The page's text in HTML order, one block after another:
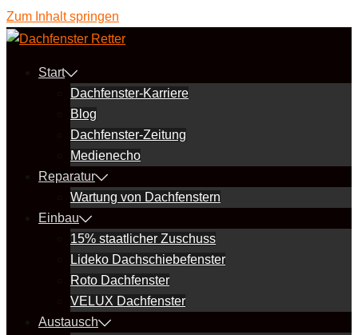
Zum Inhalt springen
Start
Dachfenster-Karriere
Blog
Dachfenster-Zeitung
Medienecho
Reparatur
Wartung von Dachfenstern
Einbau
15% staatlicher Zuschuss
Lideko Dachschiebefenster
Roto Dachfenster
VELUX Dachfenster
Austausch